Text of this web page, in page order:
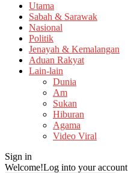
Utama
Sabah & Sarawak
Nasional
Politik
Jenayah & Kemalangan
Aduan Rakyat
Lain-lain
Dunia
Am
Sukan
Hiburan
Agama
Video Viral
Sign in
Welcome!Log into your account